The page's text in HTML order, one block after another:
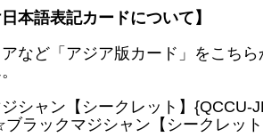
本語表記カードについて】
など「アジア版カード」をこち
シャン【シークレット】{QCCU-
ラックマジシャン【シークレット